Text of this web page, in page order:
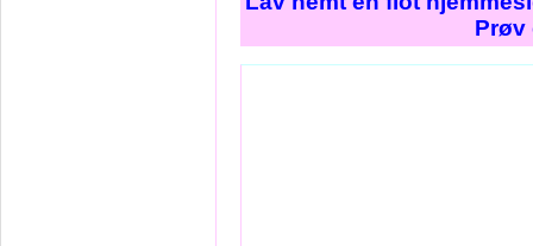
Prøv